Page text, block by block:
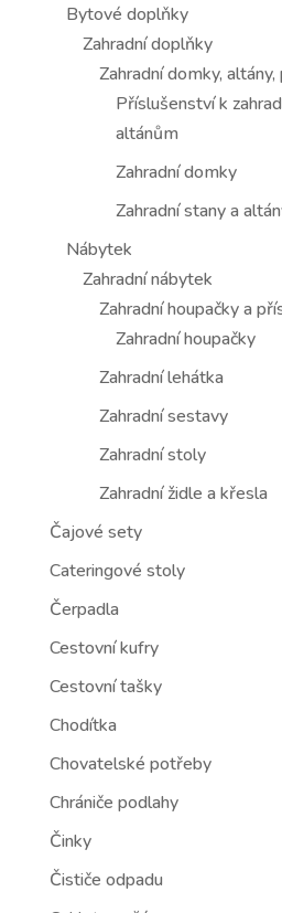
Bytové doplňky
Zahradní doplňky
Zahradní domky,
Příslušenství k
altánům
Zahradní domky
Zahradní stany a
Nábytek
Zahradní nábytek
Zahradní houpačky a
Zahradní houpačky
Zahradní lehátka
Zahradní sestavy
Zahradní stoly
Zahradní židle a křesla
Čajové sety
Cateringové stoly
Čerpadla
Cestovní kufry
Cestovní tašky
Chodítka
Chovatelské potřeby
Chrániče podlahy
Činky
Čističe odpadu